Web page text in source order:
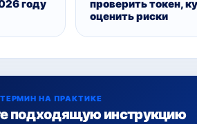
году
проверить токен,
оценить риски
НА ПРАКТИКЕ
подходящую инструкцию